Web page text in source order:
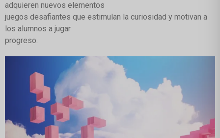
adquieren nuevos elementos
juegos desafiantes que estimulan la curiosidad y motivan a
los alumnos a jugar
progreso.